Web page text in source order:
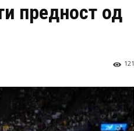
предност од
121